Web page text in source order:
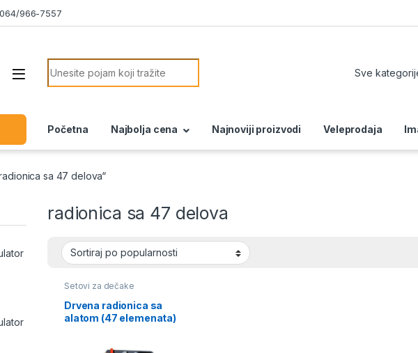
064/966-7557
Search for:
Početna Najbolja cena Najnoviji proizvodi Veleprodaja
sa 47 delova“
radionica sa 47 delova
Setovi za dečake
Drvena radionica sa
alatom (47 elemenata)